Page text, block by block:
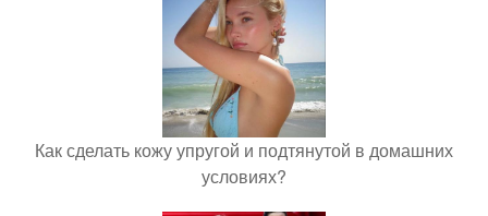
Как сделать кожу упругой и подтянутой в домашних
условиях?